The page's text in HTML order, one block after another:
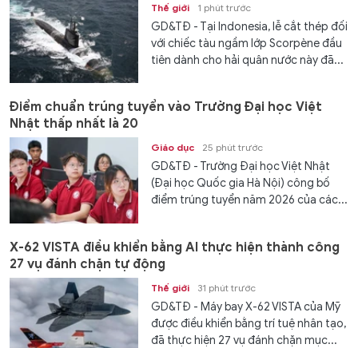
Thế giới 1 phút trước
GD&TĐ - Tại Indonesia, lễ cắt thép đối
với chiếc tàu ngầm lớp Scorpène đầu
tiên dành cho hải quân nước này đã...
Điểm chuẩn trúng tuyển vào Trường Đại học Việt
Nhật thấp nhất là 20
Giáo dục 25 phút trước
GD&TĐ - Trường Đại học Việt Nhật
(Đại học Quốc gia Hà Nội) công bố
điểm trúng tuyển năm 2026 của các...
X-62 VISTA điều khiển bằng AI thực hiện thành công
27 vụ đánh chặn tự động
Thế giới 31 phút trước
GD&TĐ - Máy bay X-62 VISTA của Mỹ
được điều khiển bằng trí tuệ nhân tạo,
đã thực hiện 27 vụ đánh chặn mục...